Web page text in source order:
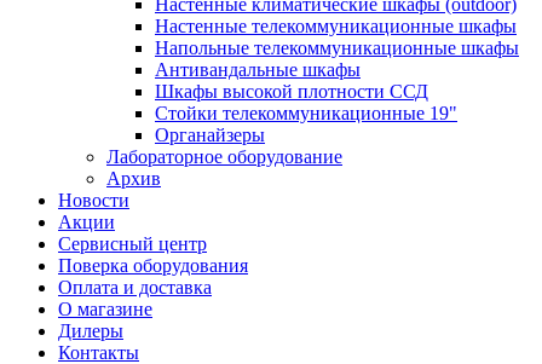
Настенные климатические шкафы (outdoor)
Настенные телекоммуникационные шкафы
Напольные телекоммуникационные шкафы
Антивандальные шкафы
Шкафы высокой плотности ССД
Стойки телекоммуникационные 19"
Органайзеры
Лабораторное оборудование
Архив
Новости
Акции
Сервисный центр
Поверка оборудования
Оплата и доставка
О магазине
Дилеры
Контакты